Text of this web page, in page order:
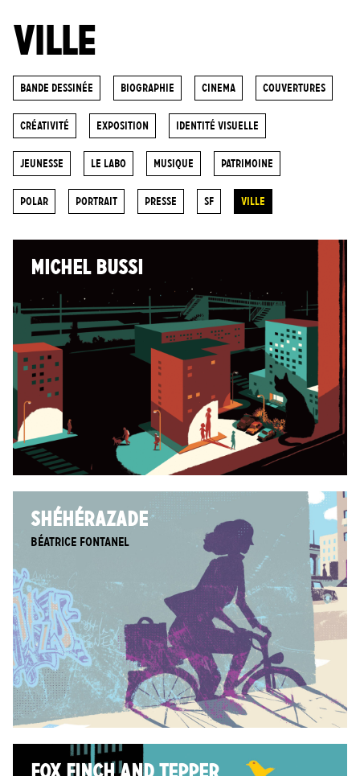
VILLE
Bande dessinée biographie cinema Couvertures
Créativité Exposition Identité visuelle
Jeunesse Le labo Musique Patrimoine
POLAR portrait Presse SF ville
MICHEL BUSSI
SHÉHÉRAZADE
Béatrice Fontanel
FOX FINCH AND TEPPER